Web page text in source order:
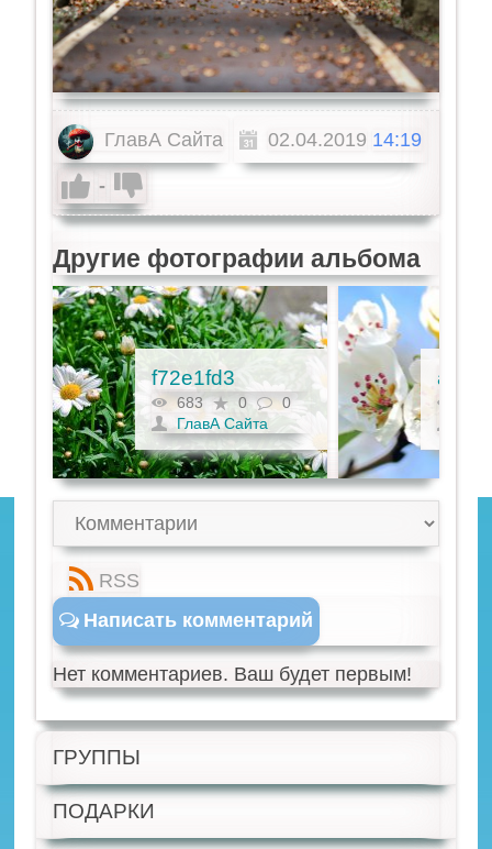
ГлавА Сайта 02.04.2019 14:19
-
Другие фотографии альбома
f72e1fd3
683 0
0
ГлавА Сайта
RSS
Написать комментарий
Нет комментариев. Ваш будет первым!
ГРУППЫ
ПОДАРКИ